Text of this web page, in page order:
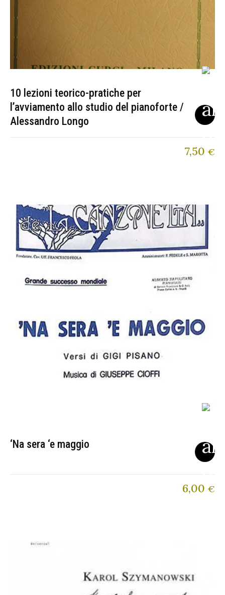
10 lezioni teorico-pratiche per
l’avviamento allo studio del pianoforte /
Alessandro Longo
7,50 €
‘Na sera ‘e maggio
6,00 €